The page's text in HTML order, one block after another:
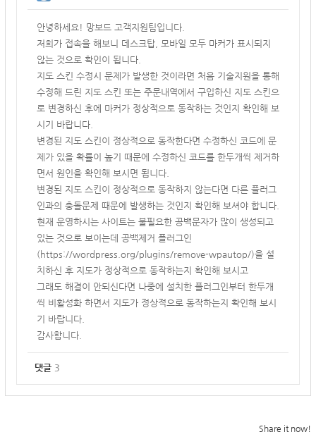
안녕하세요! 망보드 고객지원팀입니다.
저희가 접속을 해보니 데스크탑, 모바일 모두 마커가 표시되지
않는 것으로 확인이 됩니다.
지도 스킨 수정시 문제가 발생한 것이라면 처음 기술지원을 통해
수정해 드린 지도 스킨 또는 주문내역에서 구입하신 지도 스킨으
로 변경하신 후에 마커가 정상적으로 동작하는 것인지 확인해 보
시기 바랍니다.
변경된 지도 스킨이 정상적으로 동작한다면 수정하신 코드에 문
제가 있을 확률이 높기 때문에 수정하신 코드를 한두개씩 제거하
면서 원인을 확인해 보시면 됩니다.
변경된 지도 스킨이 정상적으로 동작하지 않는다면 다른 플러그
인과의 충돌문제 때문에 발생하는 것인지 확인해 보셔야 합니다.
현재 운영하시는 사이트는 불필요한 공백문자가 많이 생성되고
있는 것으로 보이는데 공백제거 플러그인
(https://wordpress.org/plugins/remove-wpautop/)을 설
치하신 후 지도가 정상적으로 동작하는지 확인해 보시고
그래도 해결이 안되신다면 나중에 설치한 플러그인부터 한두개
씩 비활성화 하면서 지도가 정상적으로 동작하는지 확인해 보시
기 바랍니다.
감사합니다.
댓글 3
Share it now!